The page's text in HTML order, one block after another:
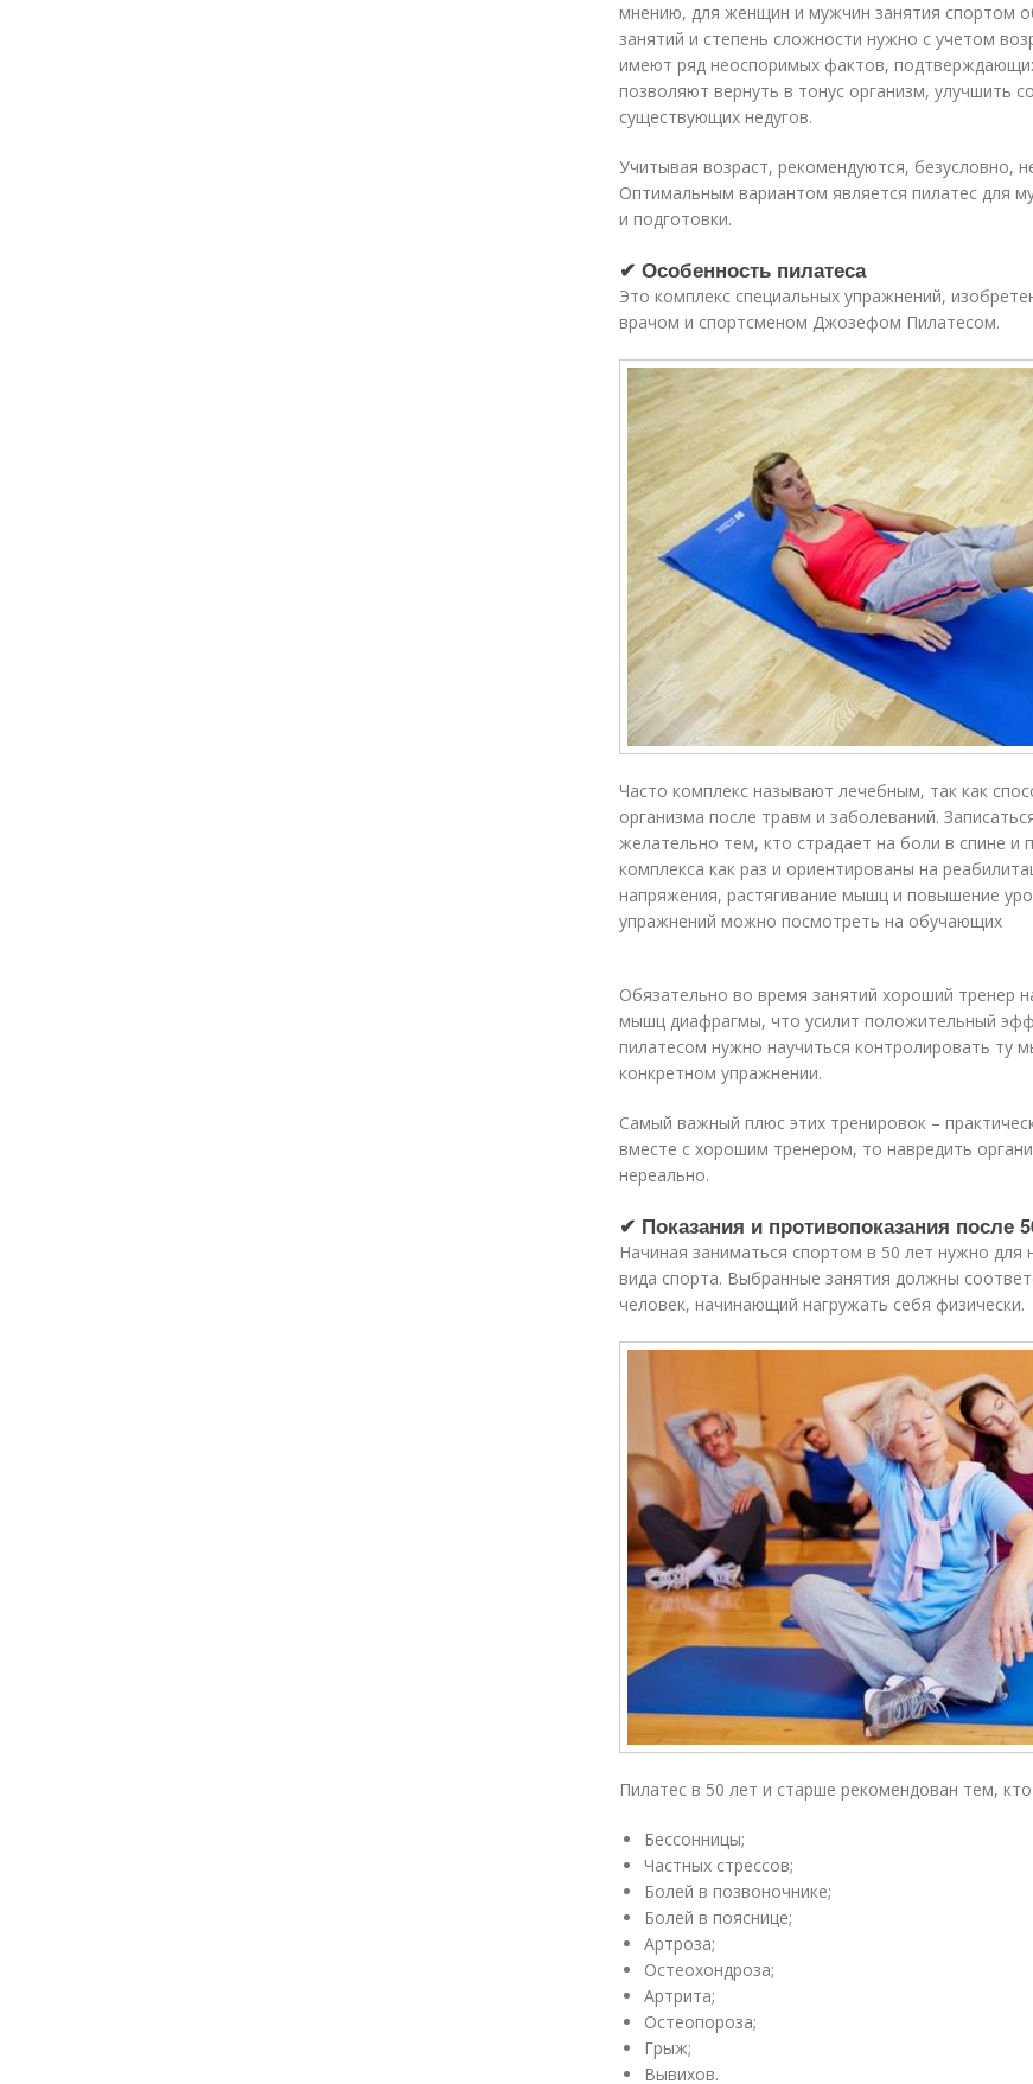
мнению, для женщин и мужчин занятия спортом
занятий и степень сложности нужно с учетом
имеют ряд неоспоримых фактов,
позволяют вернуть в тонус организм, улучшить
существующих недугов.
Учитывая возраст, рекомендуются, безусловно,
Оптимальным вариантом является пилатес для
и подготовки.
✔ Особенность пилатеса
Это комплекс специальных упражнений,
врачом и спортсменом Джозефом Пилатесом.
Часто комплекс называют лечебным, так как
организма после травм и заболеваний.
желательно тем, кто страдает на боли в спине и
комплекса как раз и ориентированы на
напряжения, растягивание мышц и повышение
упражнений можно посмотреть на обучающих
Обязательно во время занятий хороший тренер
мышц диафрагмы, что усилит положительный
пилатесом нужно научиться контролировать ту
конкретном упражнении.
Самый важный плюс этих тренировок –
вместе с хорошим тренером, то навредить
нереально.
✔ Показания и противопоказания после
Начиная заниматься спортом в 50 лет нужно
вида спорта. Выбранные занятия должны
человек, начинающий нагружать себя физически.
Пилатес в 50 лет и старше рекомендован тем,
Бессонницы;
Частных стрессов;
Болей в позвоночнике;
Болей в пояснице;
Артроза;
Остеохондроза;
Артрита;
Остеопороза;
Грыж;
Вывихов.